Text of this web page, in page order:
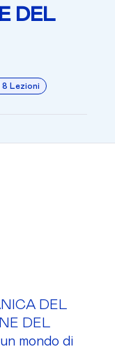
DEL
8 Lezioni
DEL
DEL
mondo di